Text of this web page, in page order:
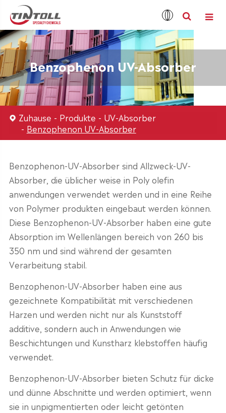
Benzophenon UV-Absorber
Zuhause Produkte
UV-Absorber
Benzophenon UV-Absorber
Benzophenon-UV-Absorber sind Allzweck-UV-
Absorber, die üblicher weise in Poly olefin
anwendungen verwendet werden und in eine Reihe
von Polymer produkten eingebaut werden können.
Diese Benzophenon-UV-Absorber haben eine gute
Absorption im Wellenlängen bereich von 260 bis
350 nm und sind während der gesamten
Verarbeitung stabil.
Benzophenon-UV-Absorber haben eine aus
gezeichnete Kompatibilität mit verschiedenen
Harzen und werden nicht nur als Kunststoff
additive, sondern auch in Anwendungen wie
Beschichtungen und Kunstharz klebstoffen häufig
verwendet.
Benzophenon-UV-Absorber bieten Schutz für dicke
und dünne Abschnitte und werden optimiert, wenn
sie in unpigmentierten oder leicht getönten